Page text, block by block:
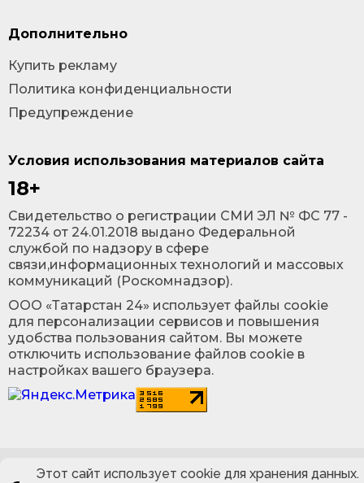
Условия использования материалов сайта
18+
Cвидетельство о регистрации СМИ ЭЛ № ФС 77 -
72234 от 24.01.2018 выдано Федеральной
службой по надзору в сфере
связи,информационных технологий и массовых
коммуникаций (Роскомнадзор).
ООО «Татарстан 24» использует файлы cookie
для персонализации сервисов и повышения
удобства пользования сайтом. Вы можете
отключить использование файлов cookie в
настройках вашего браузера.
Дополнительно
Купить рекламу
Политика конфиденциальности
Предупреждение
Этот сайт использует cookie для хранения данных.